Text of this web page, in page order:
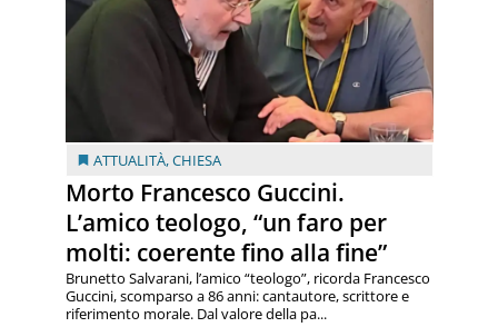
ATTUALITÀ,CHIESA
Morto Francesco Guccini.
L’amico teologo, “un faro per
molti: coerente fino alla fine”
Brunetto Salvarani, l’amico “teologo”, ricorda Francesco
Guccini, scomparso a 86 anni: cantautore, scrittore e
riferimento morale. Dal valore della pa...